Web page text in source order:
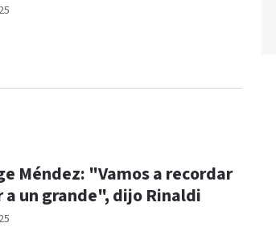
Méndez: "Vamos a recordar
a un grande", dijo Rinaldi